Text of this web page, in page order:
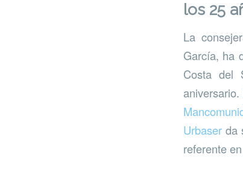
los 25
La
García, ha
Costa del
Urbaser da
referente